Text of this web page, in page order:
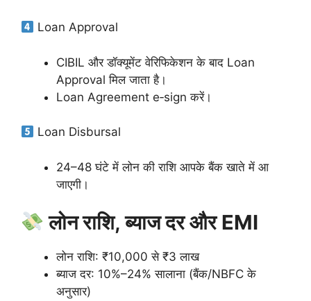
Loan Approval
CIBIL और डॉक्यूमेंट वेरिफिकेशन के बाद Loan
Approval मिल जाता है।
Loan Agreement e‑sign करें।
Loan Disbursal
24–48 घंटे में लोन की राशि आपके बैंक खाते में आ
जाएगी।
लोन राशि, ब्याज दर और EMI
लोन राशि: ₹10,000 से ₹3 लाख
ब्याज दर: 10%–24% सालाना (बैंक/NBFC के
अनुसार)